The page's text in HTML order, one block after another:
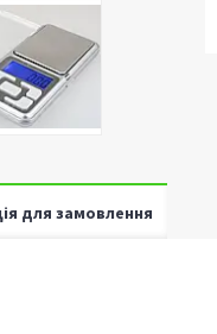
для замовлення